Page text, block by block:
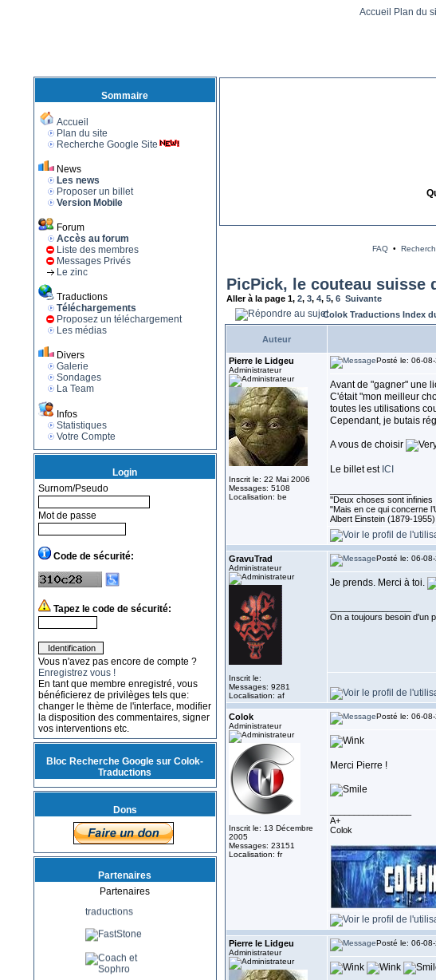
Accueil Plan du
Sommaire
Accueil
Plan du site
Recherche Google Site
News
Les news
Proposer un billet
Version Mobile
Forum
Accès au forum
Liste des membres
Messages Privés
Le zinc
Traductions
Téléchargements
Proposez un téléchargement
Les médias
Divers
Galerie
Sondages
La Team
Infos
Statistiques
Votre Compte
Login
Surnom/Pseudo
Mot de passe
Code de sécurité:
Tapez le code de sécurité:
Vous n'avez pas encore de compte ?
Enregistrez vous !
En tant que membre enregistré, vous
bénéficierez de privilèges tels que:
changer le thème de l'interface, modifier
la disposition des commentaires, signer
vos interventions etc.
Bloc Recherche Google sur Colok-
Traductions
Dons
Partenaires
Partenaires
FAQ•
PicPick, le couteau suisse
Aller à la page 1, 2, 3, 4, 5, 6 Suivante
Colok Traductions Index
Auteur
Pierre le Lidgeu
Administrateur
Inscrit le: 22 Mai 2006
Messages: 5108
Localisation: be
Posté le: 06-
Avant de "gagner" une
C'était "mon meilleur
toutes les utilisations
Cependant, je butais
A vous de choisir
Le billet est ICI
''Deux choses sont infinies
"Mais en ce qui concerne
Albert Einstein (1879-1955)
GravuTrad
Administrateur
Inscrit le:
Messages: 9281
Localisation: af
Posté le: 06-
Je prends. Merci à toi.
On a toujours besoin d'un
Colok
Administrateur
Inscrit le: 13 Décembre
2005
Messages: 23151
Localisation: fr
Posté le: 06-
Merci Pierre !
A+
Colok
Pierre le Lidgeu
Administrateur
Posté le: 06-